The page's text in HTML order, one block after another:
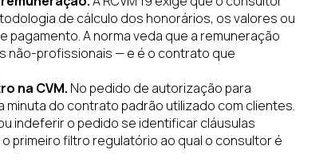
de cálculo dos honorários, os valores ou
A norma veda que a remuneração
não-profissionais — e é o contrato que
na CVM. No pedido de autorização para
do contrato padrão utilizado com clientes.
indeferir o pedido se identificar cláusulas
primeiro filtro regulatório ao qual o consultor é